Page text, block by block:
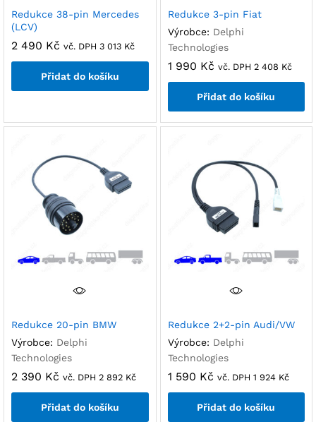
Redukce 38-pin Mercedes
(LCV)
2 490 Kč vč. DPH 3 013 Kč
Přidat do košíku
Redukce 3-pin Fiat
Výrobce: Delphi
Technologies
1 990 Kč vč. DPH 2 408 Kč
Přidat do košíku
Redukce 20-pin BMW
Výrobce: Delphi
Technologies
2 390 Kč vč. DPH 2 892 Kč
Přidat do košíku
Redukce 2+2-pin Audi/VW
Výrobce: Delphi
Technologies
1 590 Kč vč. DPH 1 924 Kč
Přidat do košíku